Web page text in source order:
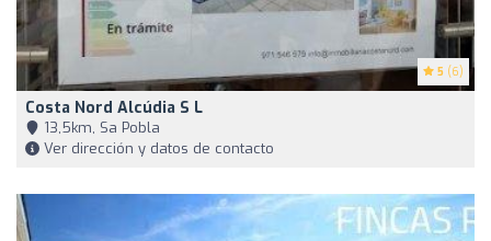
5 (6)
Costa Nord Alcúdia S L
13,5km, Sa Pobla
Ver dirección y datos de contacto